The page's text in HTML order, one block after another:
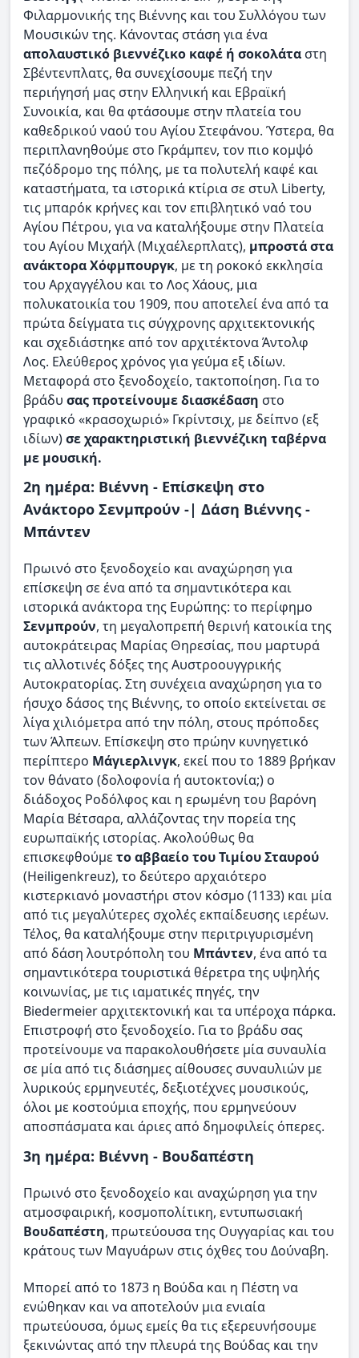
Φιλαρμονικής της Βιέννης και του Συλλόγου των
Μουσικών της. Κάνοντας στάση για ένα
απολαυστικό βιεννέζικο καφέ ή σοκολάτα στη
Σβέντενπλατς, θα συνεχίσουμε πεζή την
περιήγησή μας στην Ελληνική και Εβραϊκή
Συνοικία, και θα φτάσουμε στην πλατεία του
καθεδρικού ναού του Αγίου Στεφάνου. Ύστερα, θα
περιπλανηθούμε στο Γκράμπεν, τον πιο κομψό
πεζόδρομο της πόλης, με τα πολυτελή καφέ και
καταστήματα, τα ιστορικά κτίρια σε στυλ Liberty,
τις μπαρόκ κρήνες και τον επιβλητικό ναό του
Αγίου Πέτρου, για να καταλήξουμε στην Πλατεία
του Αγίου Μιχαήλ (Μιχαέλερπλατς), μπροστά στα
ανάκτορα Χόφμπουργκ, με τη ροκοκό εκκλησία
του Αρχαγγέλου και το Λος Χάους, μια
πολυκατοικία του 1909, που αποτελεί ένα από τα
πρώτα δείγματα τις σύγχρονης αρχιτεκτονικής
και σχεδιάστηκε από τον αρχιτέκτονα Άντολφ
Λος. Ελεύθερος χρόνος για γεύμα εξ ιδίων.
Μεταφορά στο ξενοδοχείο, τακτοποίηση. Για το
βράδυ σας προτείνουμε διασκέδαση στο
γραφικό «κρασοχωριό» Γκρίντσιχ, με δείπνο (εξ
ιδίων)σε χαρακτηριστική βιεννέζικη ταβέρνα
με μουσική.
2η ημέρα: Βιέννη - Επίσκεψη στο
Ανάκτορο Σενμπρούν -| Δάση Βιέννης -
Μπάντεν
Πρωινό στο ξενοδοχείο και αναχώρηση για
επίσκεψη σε ένα από τα σημαντικότερα και
ιστορικά ανάκτορα της Ευρώπης: το περίφημο
Σενμπρούν, τη μεγαλοπρεπή θερινή κατοικία της
αυτοκράτειρας Μαρίας Θηρεσίας, που μαρτυρά
τις αλλοτινές δόξες της Αυστροουγγρικής
Αυτοκρατορίας. Στη συνέχεια αναχώρηση για το
ήσυχο δάσος της Βιέννης, το οποίο εκτείνεται σε
λίγα χιλιόμετρα από την πόλη, στους πρόποδες
των Άλπεων. Επίσκεψη στο πρώην κυνηγετικό
περίπτερο Μάγιερλινγκ, εκεί που το 1889 βρήκαν
τον θάνατο (δολοφονία ή αυτοκτονία;) ο
διάδοχος Ροδόλφος και η ερωμένη του βαρόνη
Μαρία Βέτσαρα, αλλάζοντας την πορεία της
ευρωπαϊκής ιστορίας. Ακολούθως θα
επισκεφθούμετο αββαείο του Τιμίου Σταυρού
(Heiligenkreuz), το δεύτερο αρχαιότερο
κιστερκιανό μοναστήρι στον κόσμο (1133) και μία
από τις μεγαλύτερες σχολές εκπαίδευσης ιερέων.
Τέλος, θα καταλήξουμε στην περιτριγυρισμένη
από δάση λουτρόπολη του Μπάντεν, ένα από τα
σημαντικότερα τουριστικά θέρετρα της υψηλής
κοινωνίας, με τις ιαματικές πηγές, την
Biedermeier αρχιτεκτονική και τα υπέροχα πάρκα.
Επιστροφή στο ξενοδοχείο. Για το βράδυ σας
προτείνουμε να παρακολουθήσετε μία συναυλία
σε μία από τις διάσημες αίθουσες συναυλιών με
λυρικούς ερμηνευτές, δεξιοτέχνες μουσικούς,
όλοι με κοστούμια εποχής, που ερμηνεύουν
αποσπάσματα και άριες από δημοφιλείς όπερες.
3η ημέρα: Βιέννη - Βουδαπέστη
Πρωινό στο ξενοδοχείο και αναχώρηση για την
ατμοσφαιρική, κοσμοπολίτικη, εντυπωσιακή
Βουδαπέστη, πρωτεύουσα της Ουγγαρίας και του
κράτους των Μαγυάρων στις όχθες του Δούναβη.
Μπορεί από το 1873 η Βούδα και η Πέστη να
ενώθηκαν και να αποτελούν μια ενιαία
πρωτεύουσα, όμως εμείς θα τις εξερευνήσουμε
ξεκινώντας από την πλευρά της Βούδας και την